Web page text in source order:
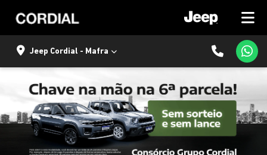
Jeep Cordial - Mafra